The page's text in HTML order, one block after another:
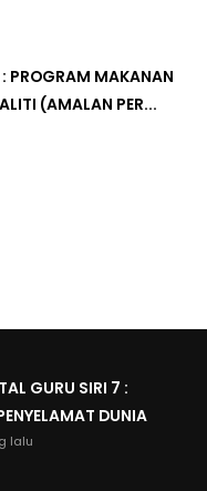
PROGRAM MAKANAN
(AMALAN PER...
GURU SIRI 7 :
DUNIA
lalu